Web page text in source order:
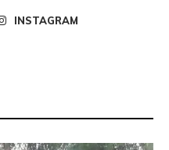
INSTAGRAM